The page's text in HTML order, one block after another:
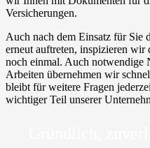
Versicherungen.
Auch nach dem Einsatz für Sie
erneut auftreten, inspizieren
noch einmal. Auch notwendige
Arbeiten übernehmen wir
bleibt für weitere Fragen
wichtiger Teil unserer